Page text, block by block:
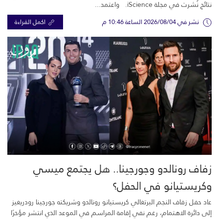
نتائج نُشرت في مجلة iScience. واعتمد...
نشر في 2026/08/04 الساعة 10:46 م اكمل القراءة
زفاف رونالدو وجورجينا.. هل يجتمع ميسي
وكريستيانو في الحفل؟
عاد حفل زفاف النجم البرتغالي كريستيانو رونالدو وشريكته جورجينا رودريغيز
إلى دائرة الاهتمام، رغم نفي إقامة المراسم في الموعد الذي انتشر مؤخرًا